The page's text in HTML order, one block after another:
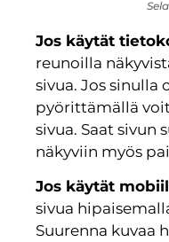
Jos käytät
reunoilla
sivua. Jos sinulla
pyörittämällä
sivua. Saat sivun
näkyviin myös
Jos käytät
sivua
Suurenna kuvaa